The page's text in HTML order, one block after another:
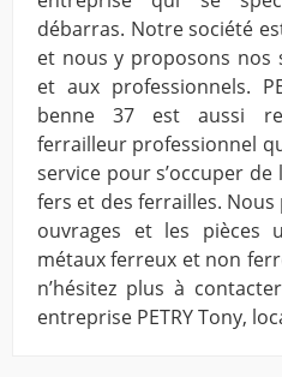
débarras. Notre société
et nous y proposons nos
et aux professionnels.
benne 37 est aussi
ferrailleur professionnel
service pour s’occuper de
fers et des ferrailles. Nous
ouvrages et les pièces
métaux ferreux et non
n’hésitez plus à
entreprise PETRY Tony,